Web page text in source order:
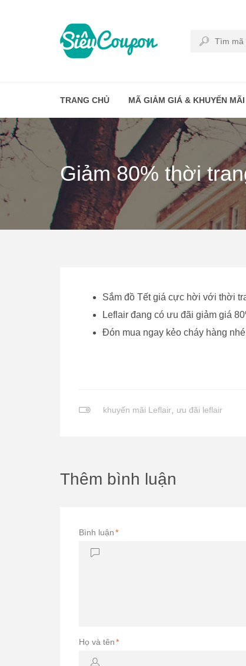
TRANG CHỦ MÃ GIẢM GIÁ & KHUYẾN MÃI
Giảm 80% thời
Sắm đồ Tết giá cực hời với thời
Leflair đang có ưu đãi giảm giá
Đón mua ngay kẻo cháy hàng
khuyến mãi Leflair, ưu đãi leflair
Thêm bình luận
Bình luận*
Họ và tên*